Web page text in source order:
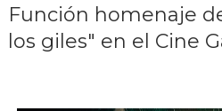
Función homenaje
los giles" en el Cine